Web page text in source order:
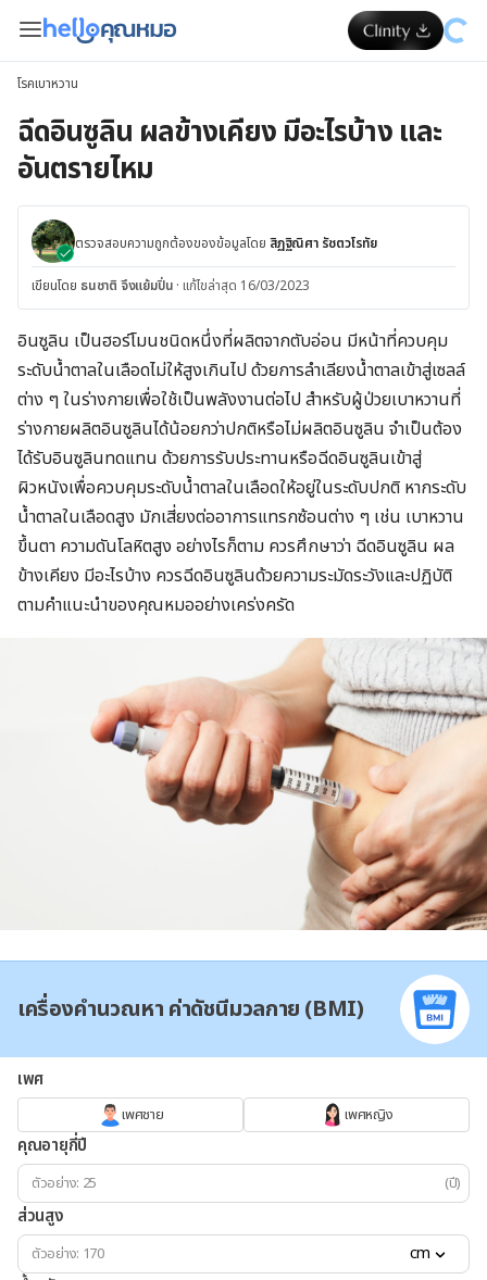
โรคเบาหวาน
ฉีดอินซูลิน ผลข้างเคียง มีอะไรบ้าง และ
อันตรายไหม
ตรวจสอบความถูกต้องของข้อมูลโดย สิฏฐิณิศา รัชตวโรทัย
เขียนโดย ธนชาติ จึงแย้มปิ่น · แก้ไขล่าสุด 16/03/2023
อินซูลิน เป็นฮอร์โมนชนิดหนึ่งที่ผลิตจากตับอ่อน มีหน้าที่ควบคุม
ระดับน้ำตาลในเลือดไม่ให้สูงเกินไป ด้วยการลำเลียงน้ำตาลเข้าสู่เซลล์
ต่าง ๆ ในร่างกายเพื่อใช้เป็นพลังงานต่อไป สำหรับผู้ป่วยเบาหวานที่
ร่างกายผลิตอินซูลินได้น้อยกว่าปกติหรือไม่ผลิตอินซูลิน จำเป็นต้อง
ได้รับอินซูลินทดแทน ด้วยการรับประทานหรือฉีดอินซูลินเข้าสู่
ผิวหนังเพื่อควบคุมระดับน้ำตาลในเลือดให้อยู่ในระดับปกติ หากระดับ
น้ำตาลในเลือดสูง มักเสี่ยงต่ออาการแทรกซ้อนต่าง ๆ เช่น เบาหวาน
ขึ้นตา ความดันโลหิตสูง อย่างไรก็ตาม ควรศึกษาว่า ฉีดอินซูลิน ผล
ข้างเคียง มีอะไรบ้าง ควรฉีดอินซูลินด้วยความระมัดระวังและปฏิบัติ
ตามคำแนะนำของคุณหมออย่างเคร่งครัด
เครื่องคำนวณหา ค่าดัชนีมวลกาย (BMI)
เพศ
เพศชาย เพศหญิง
คุณอายุกี่ปี
(ปี)
ส่วนสูง
cm